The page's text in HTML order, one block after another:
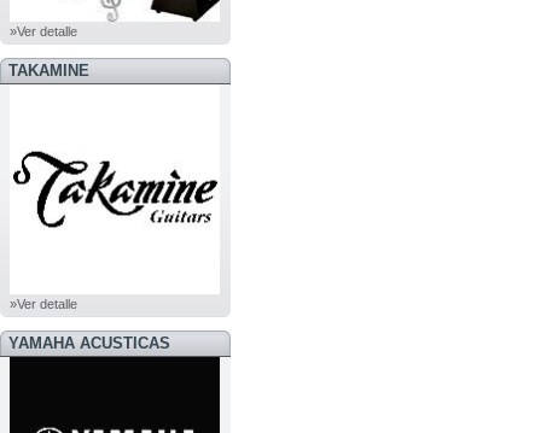
»Ver detalle
TAKAMINE
»Ver detalle
YAMAHA ACUSTICAS